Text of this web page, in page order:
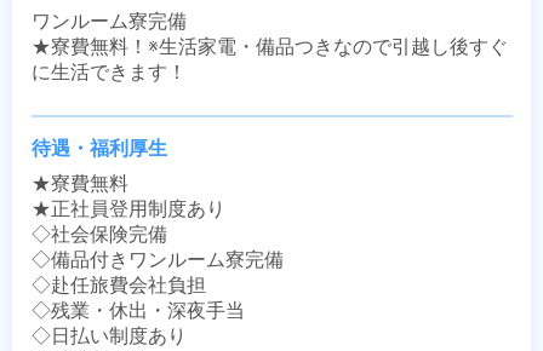
ワンルーム寮完備
★寮費無料！※生活家電・備品つきなので引越し後すぐ
に生活できます！
待遇・福利厚生
★寮費無料
★正社員登用制度あり
◇社会保険完備
◇備品付きワンルーム寮完備
◇赴任旅費会社負担
◇残業・休出・深夜手当
◇日払い制度あり